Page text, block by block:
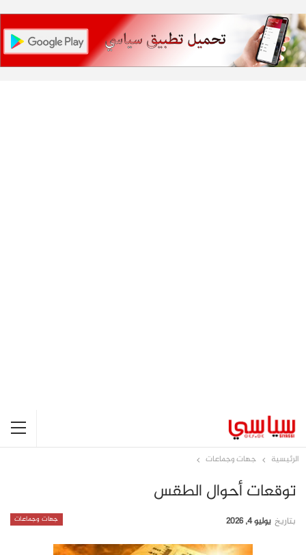
الرئيسية جهات وجماعات
توقعات أحوال الطقس
جهات وجماعات بتاريخ يوليو 4, 2026